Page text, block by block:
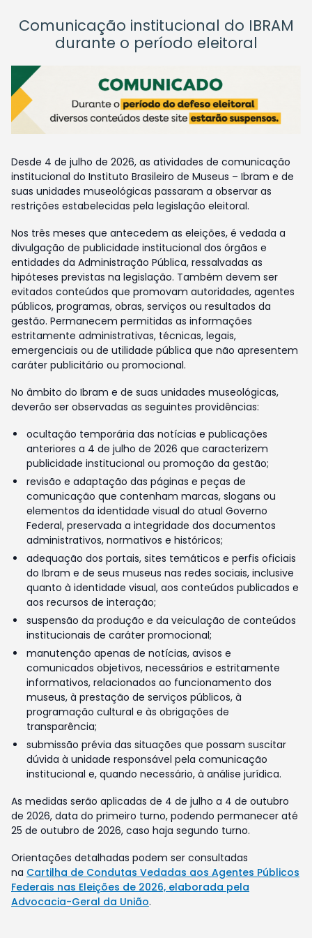
Comunicação institucional do IBRAM
durante o período eleitoral
Desde 4 de julho de 2026, as atividades de comunicação
institucional do Instituto Brasileiro de Museus – Ibram e de
suas unidades museológicas passaram a observar as
restrições estabelecidas pela legislação eleitoral.
Nos três meses que antecedem as eleições, é vedada a
divulgação de publicidade institucional dos órgãos e
entidades da Administração Pública, ressalvadas as
hipóteses previstas na legislação. Também devem ser
evitados conteúdos que promovam autoridades, agentes
públicos, programas, obras, serviços ou resultados da
gestão. Permanecem permitidas as informações
estritamente administrativas, técnicas, legais,
emergenciais ou de utilidade pública que não apresentem
caráter publicitário ou promocional.
No âmbito do Ibram e de suas unidades museológicas,
deverão ser observadas as seguintes providências:
ocultação temporária das notícias e publicações
anteriores a 4 de julho de 2026 que caracterizem
publicidade institucional ou promoção da gestão;
revisão e adaptação das páginas e peças de
comunicação que contenham marcas, slogans ou
elementos da identidade visual do atual Governo
Federal, preservada a integridade dos documentos
administrativos, normativos e históricos;
adequação dos portais, sites temáticos e perfis oficiais
do Ibram e de seus museus nas redes sociais, inclusive
quanto à identidade visual, aos conteúdos publicados e
aos recursos de interação;
suspensão da produção e da veiculação de conteúdos
institucionais de caráter promocional;
manutenção apenas de notícias, avisos e
comunicados objetivos, necessários e estritamente
informativos, relacionados ao funcionamento dos
museus, à prestação de serviços públicos, à
programação cultural e às obrigações de
transparência;
submissão prévia das situações que possam suscitar
dúvida à unidade responsável pela comunicação
institucional e, quando necessário, à análise jurídica.
As medidas serão aplicadas de 4 de julho a 4 de outubro
de 2026, data do primeiro turno, podendo permanecer até
25 de outubro de 2026, caso haja segundo turno.
Orientações detalhadas podem ser consultadas
na Cartilha de Condutas Vedadas aos Agentes Públicos
Federais nas Eleições de 2026, elaborada pela
Advocacia-Geral da União.